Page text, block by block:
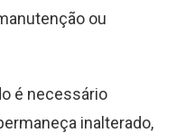
ou
é necessário
inalterado,